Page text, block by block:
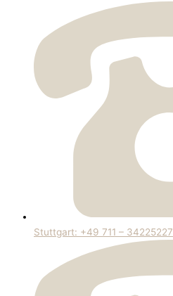
Stuttgart: +49 711 – 34225227